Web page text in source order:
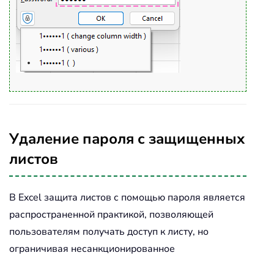
Удаление пароля с защищенных
листов
В Excel защита листов с помощью пароля является
распространенной практикой, позволяющей
пользователям получать доступ к листу, но
ограничивая несанкционированное